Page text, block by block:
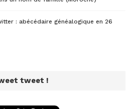
: abécédaire généalogique en 26
tweet !